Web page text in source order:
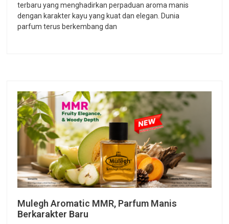
terbaru yang menghadirkan perpaduan aroma manis
dengan karakter kayu yang kuat dan elegan. Dunia
parfum terus berkembang dan
Mulegh Aromatic MMR, Parfum Manis
Berkarakter Baru